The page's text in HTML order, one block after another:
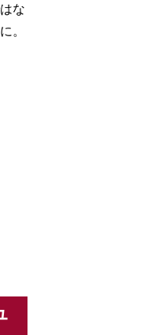
な
。